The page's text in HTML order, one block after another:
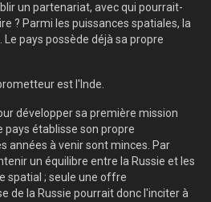
un partenariat, avec qui pourrait-
? Parmi les puissances spatiales, la
pays possède déjà sa propre
est l'Inde.
développer sa première mission
pays établisse son propre
années à venir sont minces. Par
un équilibre entre la Russie et les
spatial ; seule une offre
de la Russie pourrait donc l'inciter à